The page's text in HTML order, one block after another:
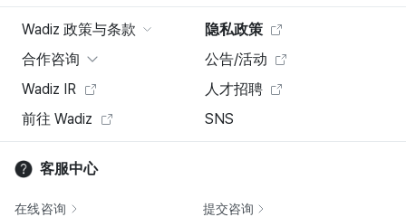
Wadiz 政策与条款
隐私政策
合作咨询
公告/活动
Wadiz IR
人才招聘
前往 Wadiz
SNS
客服中心
在线咨询 提交咨询